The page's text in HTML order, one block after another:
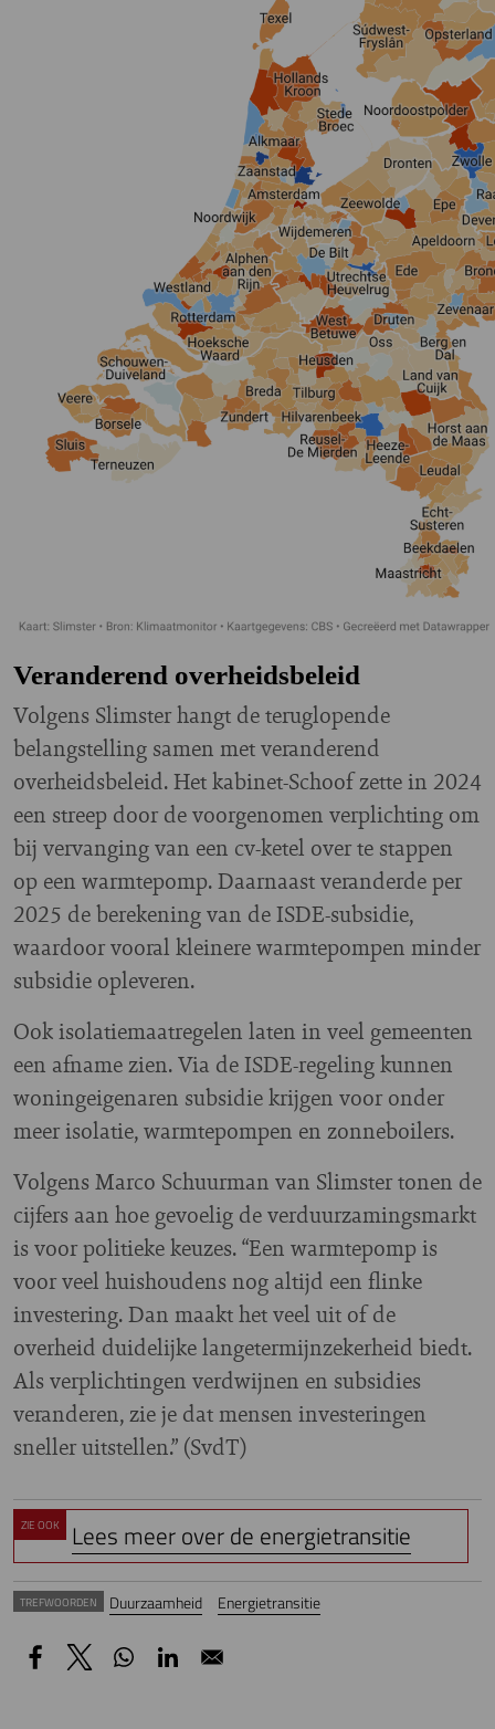
Veranderend overheidsbeleid
Volgens Slimster hangt de teruglopende
belangstelling samen met veranderend
overheidsbeleid. Het kabinet-Schoof zette in 2024
een streep door de voorgenomen verplichting om
bij vervanging van een cv-ketel over te stappen
op een warmtepomp. Daarnaast veranderde per
2025 de berekening van de ISDE-subsidie,
waardoor vooral kleinere warmtepompen minder
subsidie opleveren.
Ook isolatiemaatregelen laten in veel gemeenten
een afname zien. Via de ISDE-regeling kunnen
woningeigenaren subsidie krijgen voor onder
meer isolatie, warmtepompen en zonneboilers.
Volgens Marco Schuurman van Slimster tonen de
cijfers aan hoe gevoelig de verduurzamingsmarkt
is voor politieke keuzes. “Een warmtepomp is
voor veel huishoudens nog altijd een flinke
investering. Dan maakt het veel uit of de
overheid duidelijke langetermijnzekerheid biedt.
Als verplichtingen verdwijnen en subsidies
veranderen, zie je dat mensen investeringen
sneller uitstellen.” (SvdT)
ZIE OOK Lees meer over de energietransitie
TREFWOORDEN Duurzaamheid Energietransitie